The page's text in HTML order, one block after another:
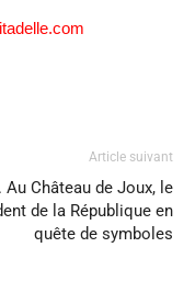
Article suivant
Au Château de Joux, le
de la République en
quête de symboles